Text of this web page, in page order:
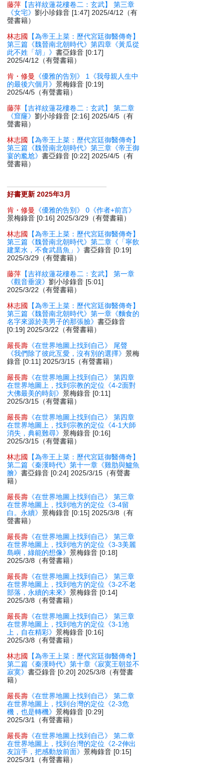
藤萍 【吉祥紋蓮花樓卷二：玄武】 第三章
《女宅》劉小珍錄音 [1:47] 2025/4/12（有
聲書籍）
林志國
【為帝王上菜：歷代宮廷御醫傳奇】
第三篇《魏晉南北朝時代》第四章《黃瓜從
此不姓「胡」》書亞錄音 [0:17]
2025/4/12（有聲書籍）
肯・修曼
《優雅的告別》 1《我母親人生中
的最後六個月》景梅錄音 [0:19]
2025/4/5（有聲書籍）
藤萍 【吉祥紋蓮花樓卷二：玄武】 第二章
《窟窿》劉小珍錄音 [2:16] 2025/4/5（有
聲書籍）
林志國
【為帝王上菜：歷代宮廷御醫傳奇】
第三篇《魏晉南北朝時代》第三章《帝王御
宴的尷尬》書亞錄音 [0:22] 2025/4/5（有
聲書籍）
好書更新 2025年3月
肯・修曼
《優雅的告別》 0《作者+前言》
景梅錄音 [0:16] 2025/3/29（有聲書籍）
林志國
【為帝王上菜：歷代宮廷御醫傳奇】
第三篇《魏晉南北朝時代》第二章《「寧飲
建業水，不食武昌魚」》書亞錄音 [0:19]
2025/3/29（有聲書籍）
藤萍 【吉祥紋蓮花樓卷二：玄武】 第一章
《觀音垂淚》劉小珍錄音 [5:01]
2025/3/22（有聲書籍）
林志國
【為帝王上菜：歷代宮廷御醫傳奇】
第三篇《魏晉南北朝時代》第一章《麵食的
名字來源於美男子的那張臉》書亞錄音
[0:19] 2025/3/22（有聲書籍）
嚴長壽 《在世界地圖上找到自己》 尾聲
《我們除了彼此互愛，沒有別的選擇》景梅
錄音 [0:11] 2025/3/15（有聲書籍）
嚴長壽 《在世界地圖上找到自己》 第四章
在世界地圖上，找到宗教的定位《4-2面對
大佛最美的時刻》景梅錄音 [0:11]
2025/3/15（有聲書籍）
嚴長壽 《在世界地圖上找到自己》 第四章
在世界地圖上，找到宗教的定位《4-1大師
消失，典範難尋》景梅錄音 [0:16]
2025/3/15（有聲書籍）
林志國
【為帝王上菜：歷代宮廷御醫傳奇】
第二篇《秦漢時代》第十一章《雞肋與鱸魚
膾》書亞錄音 [0:24] 2025/3/15（有聲書
籍）
嚴長壽 《在世界地圖上找到自己》 第三章
在世界地圖上，找到地方的定位《3-4留
白。永續》景梅錄音 [0:15] 2025/3/8（有
聲書籍）
嚴長壽 《在世界地圖上找到自己》 第三章
在世界地圖上，找到地方的定位《3-3美麗
島嶼，綠能的想像》景梅錄音 [0:18]
2025/3/8（有聲書籍）
嚴長壽 《在世界地圖上找到自己》 第三章
在世界地圖上，找到地方的定位《3-2不老
部落，永續的未來》景梅錄音 [0:14]
2025/3/8（有聲書籍）
嚴長壽 《在世界地圖上找到自己》 第三章
在世界地圖上，找到地方的定位《3-1池
上，自在精彩》景梅錄音 [0:16]
2025/3/8（有聲書籍）
林志國
【為帝王上菜：歷代宮廷御醫傳奇】
第二篇《秦漢時代》第十章《寂寞王朝並不
寂寞》書亞錄音 [0:20] 2025/3/8（有聲書
籍）
嚴長壽 《在世界地圖上找到自己》 第二章
在世界地圖上，找到台灣的定位《2-3危
機，也是轉機》景梅錄音 [0:29]
2025/3/1（有聲書籍）
嚴長壽 《在世界地圖上找到自己》 第二章
在世界地圖上，找到台灣的定位《2-2伸出
友誼手，把感動放前面》景梅錄音 [0:15]
2025/3/1（有聲書籍）